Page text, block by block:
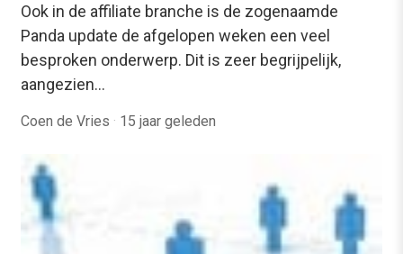
Ook in de affiliate branche is de zogenaamde
Panda update de afgelopen weken een veel
besproken onderwerp. Dit is zeer begrijpelijk,
aangezien…
Coen de Vries · 15 jaar geleden